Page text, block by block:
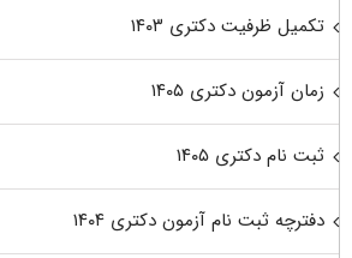
تکمیل ظرفیت دکتری ۱۴۰۳
زمان آزمون دکتری ۱۴۰۵
ثبت نام دکتری ۱۴۰۵
دفترچه ثبت نام آزمون دکتری ۱۴۰۴